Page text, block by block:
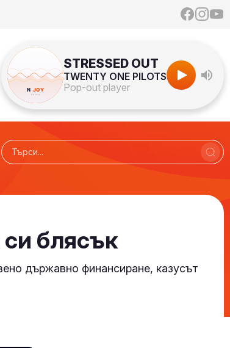
STRESSED OUT
TWENTY ONE PILOTS
Pop-out player
блясък
държавно финансиране, казусът